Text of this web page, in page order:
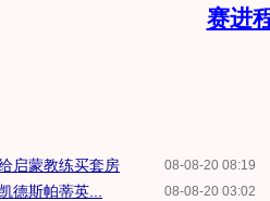
赛进
08-08-20 08:19
启蒙教练买套房
08-08-20 03:02
德斯帕蒂英...